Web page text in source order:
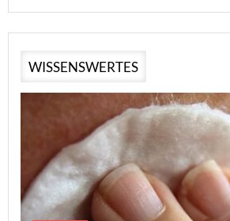
WISSENSWERTES